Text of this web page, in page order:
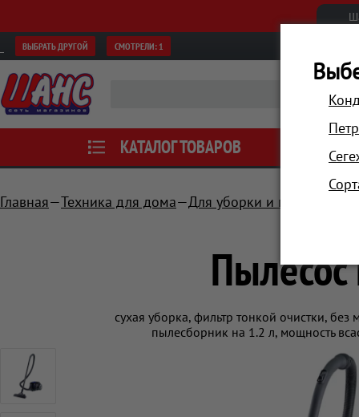
ВЫБРАТЬ ДРУГОЙ СМОТРЕЛИ: 1
КАТАЛОГ ТОВАРОВ АКЦИИ
Главная Техника для дома Для уборки и
сухая уборка, фильтр тонкой очистки,
пылесборник на 1.2 л, мощность